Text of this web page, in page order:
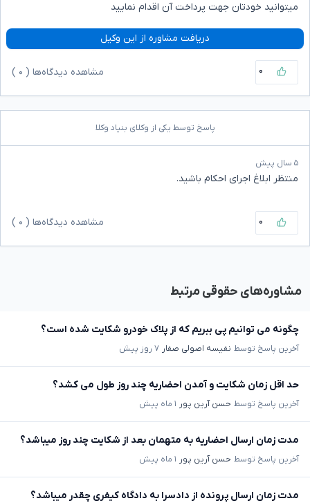
میتوانید خودتان جهت پرداخت آن اقدام نمایید
دریافت مشاوره از این وکیل
۰ مشاهده دیدگاه‌ها ( ۰
پاسخ توسط یکی از وکلای بنیاد وکلا
۵ سال پیش
منتظر ابلاغ اجرای احکام باشید.
۰ مشاهده دیدگاه‌ها ( ۰
مشاوره‌های حقوقی مرتبط
چگونه می توانیم پی ببریم که از پلاک خودرو شکایت شده است؟
آخرین پاسخ توسط نفیسه اصولی صفار ۷ روز پیش
حد اقل زمان شکایت و آمدن احضاریه چند روز طول می کشد؟
آخرین پاسخ توسط حسن آرین پور ۱ ماه پیش
مدت زمان ارسال احضاریه به متهمان بعد از شکایت چند روز میباشد؟
آخرین پاسخ توسط حسن آرین پور ۱ ماه پیش
مدت زمان ارسال پرونده از دادسرا به دادگاه کیفری چقدر میباشد؟